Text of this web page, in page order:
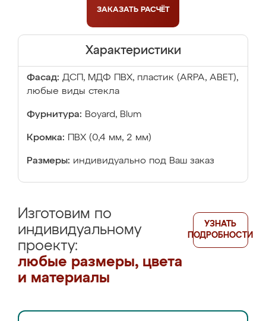
ЗАКАЗАТЬ РАСЧЁТ
Характеристики
Фасад: ДСП, МДФ ПВХ, пластик (ARPA, ABET),
любые виды стекла
Фурнитура: Boyard, Blum
Кромка: ПВХ (0,4 мм, 2 мм)
Размеры: индивидуально под Ваш заказ
Изготовим по
индивидуальному
проекту:
любые размеры, цвета
и материалы
УЗНАТЬ
ПОДРОБНОСТИ